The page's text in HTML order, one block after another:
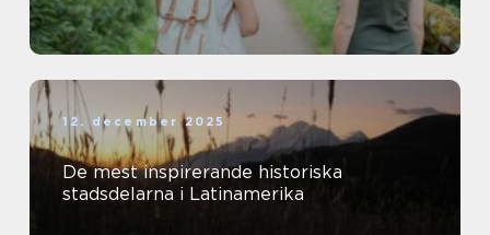
12. december 2025
De mest inspirerande historiska
stadsdelarna i Latinamerika